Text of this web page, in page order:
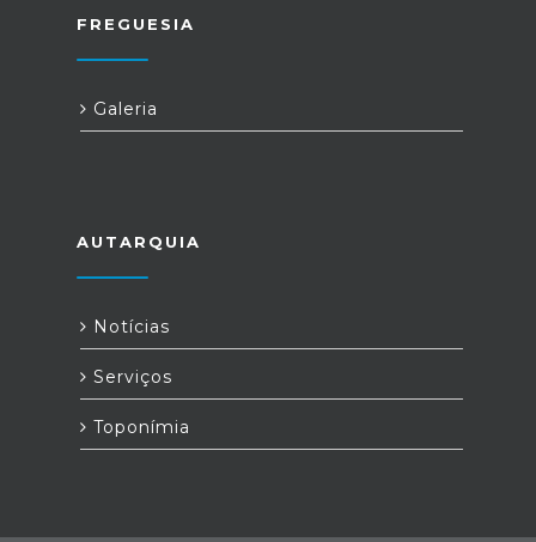
FREGUESIA
Galeria
AUTARQUIA
Notícias
Serviços
Toponímia